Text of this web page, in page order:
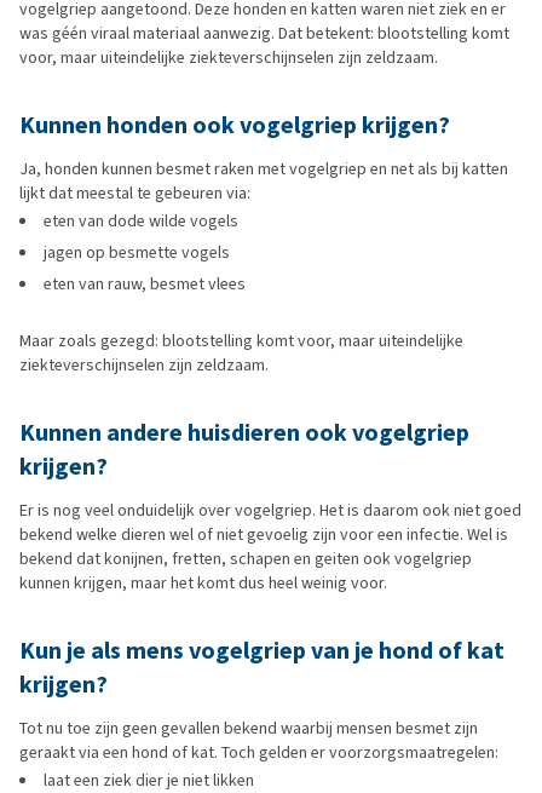
vogelgriep aangetoond. Deze honden en katten waren niet ziek en er
was géén viraal materiaal aanwezig. Dat betekent: blootstelling komt
voor, maar uiteindelijke ziekteverschijnselen zijn zeldzaam.
Kunnen honden ook vogelgriep krijgen?
Ja, honden kunnen besmet raken met vogelgriep en net als bij katten
lijkt dat meestal te gebeuren via:
eten van dode wilde vogels
jagen op besmette vogels
eten van rauw, besmet vlees
Maar zoals gezegd: blootstelling komt voor, maar uiteindelijke
ziekteverschijnselen zijn zeldzaam.
Kunnen andere huisdieren ook vogelgriep
krijgen?
Er is nog veel onduidelijk over vogelgriep. Het is daarom ook niet goed
bekend welke dieren wel of niet gevoelig zijn voor een infectie. Wel is
bekend dat konijnen, fretten, schapen en geiten ook vogelgriep
kunnen krijgen, maar het komt dus heel weinig voor.
Kun je als mens vogelgriep van je hond of kat
krijgen?
Tot nu toe zijn geen gevallen bekend waarbij mensen besmet zijn
geraakt via een hond of kat. Toch gelden er voorzorgsmaatregelen:
laat een ziek dier je niet likken